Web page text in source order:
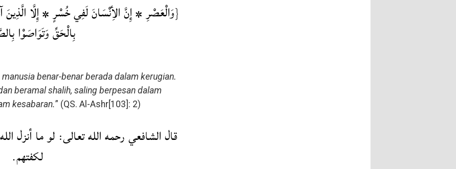
{وَالْعَصْرِ * إِنَّ الأِنْسَانَ لَفِي خُسْرٍ * إِلَّا الَّذِينَ
بِالْحَقِّ وَتَوَاصَوْا
benar-benar berada dalam kerugian.
beramal shalih, saling berpesan dalam
kesabaran.” (QS. Al-Ashr[103]: 2)
قال الشافعي رحمه الله تعالى: لو ما أنزل
لكفتهم.